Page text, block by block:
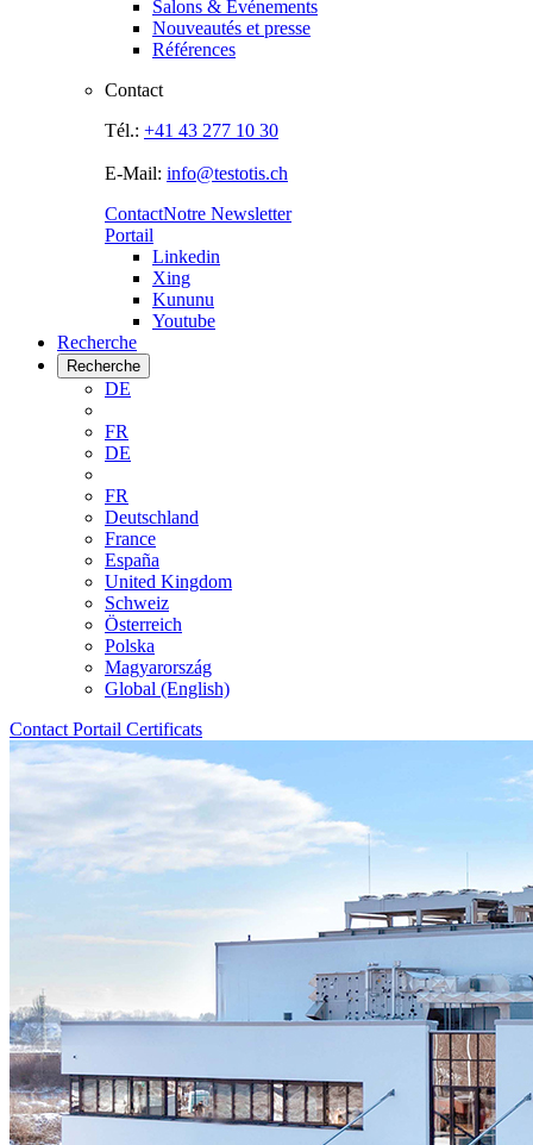
Salons & Evénements
Nouveautés et presse
Références
Contact
Tél.: +41 43 277 10 30
E-Mail: info@testotis.ch
ContactNotre Newsletter
Portail
Linkedin
Xing
Kununu
Youtube
Recherche
Recherche
DE
FR
DE
FR
Deutschland
France
España
United Kingdom
Schweiz
Österreich
Polska
Magyarország
Global (English)
Contact Portail Certificats